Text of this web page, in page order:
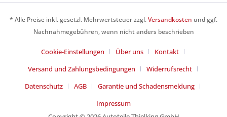
* Alle Preise inkl. gesetzl. Mehrwertsteuer zzgl.Versandkosten und ggf.
Nachnahmegebühren, wenn nicht anders beschrieben
Cookie-Einstellungen Über uns
Kontakt
Versand und Zahlungsbedingungen
Widerrufsrecht
Datenschutz
AGB
Garantie und Schadensmeldung
Impressum